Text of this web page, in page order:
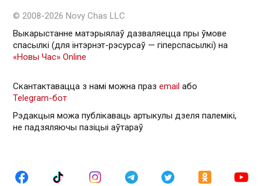
© 2008-2026 Novy Chas LLC
Выкарыстанне матэрыялаў дазваляецца пры ўмове
спасылкі (для інтэрнэт-рэсурсаў — гiперспасылкi) на
«Новы Час» Online
Скантактавацца з намі можна праз email або
Telegram-бот
Рэдакцыя можа публікаваць артыкулы дзеля палемікі,
не падзяляючы пазіцыі аўтараў